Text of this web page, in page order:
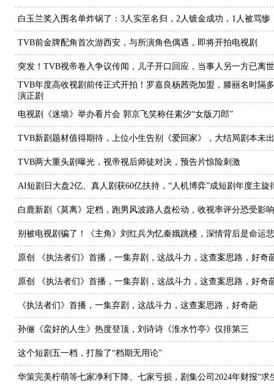
白玉兰奖入围名单炸锅了：3人实至名归，2人镀金成功，1人被骂惨
TVB前金牌配角首次游西安，与所演角色偶遇，即将开拍电视剧
突发！TVB视帝卷入争议传闻，儿子开口回应，当事人另一方已离世
TVB年度高收视剧前传正式开拍！罗嘉良杨茜尧加盟，滕丽名时隔
演正剧
电视剧《迷墙》举办看片会 郭京飞笑称任素汐“女版刀郎”
TVB新剧题材值得期待，上位小生告别《爱回家》，大结局剧本未出
TVB两大重头剧曝光，视帝视后师徒对决，预告片惊险刺激
AI短剧日大盘2亿、真人剧获60亿扶持，“人机博弈”成短剧年度主旋
白鹿新剧《莫离》定档，跑男风波路人盘松动，收视率评分恐受影
别被电视剧骗了！《主角》刘红兵为忆秦娥跳楼，深情背后是命运
原创 《执法者们》首播，一集弃剧，这战斗力，这查案思路，好奇
原创 《执法者们》首播，一集弃剧，这战斗力，这查案思路，好奇
《执法者们》首播，一集弃剧，这战斗力，这查案思路，好奇葩
孙俪《蛮好的人生》热度登顶，刘诗诗《淮水竹亭》仅排第三
这个短剧五一档，打脸了“档期无用论”
华策完美柠萌等七家净利下降、七家亏损，剧集公司2024年财报“求